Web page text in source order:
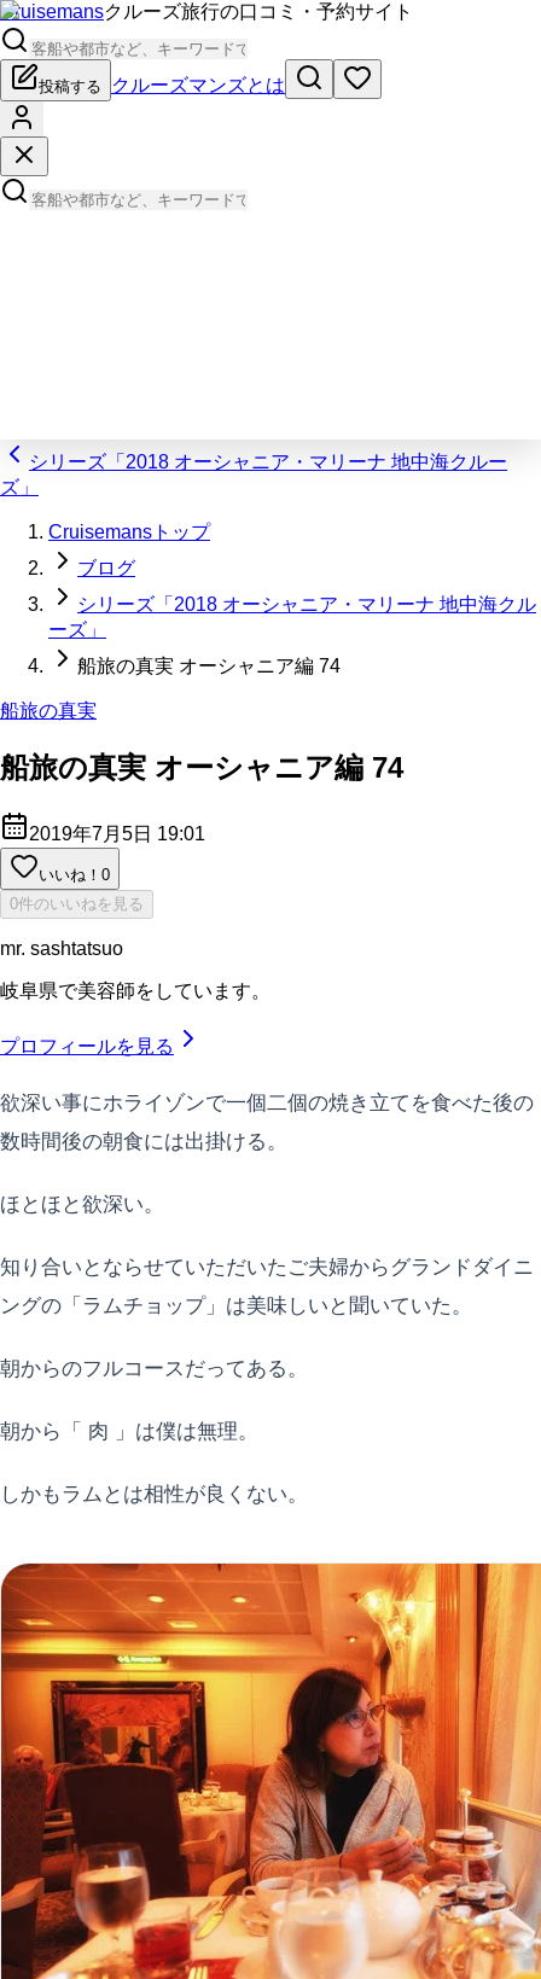
Cruisemansクルーズ旅行の口コミ・予約サイト
投稿する クルーズマンズとは
シリーズ「2018 オーシャニア・マリーナ 地中海クルー
ズ」
Cruisemansトップ
ブログ
シリーズ「2018 オーシャニア・マリーナ 地中海クル
ーズ」
船旅の真実 オーシャニア編 74
船旅の真実
船旅の真実 オーシャニア編 74
2019年7月5日 19:01
いいね！ 0
0件のいいねを見る
mr. sashtatsuo
岐阜県で美容師をしています。
プロフィールを見る
欲深い事にホライゾンで一個二個の焼き立てを食べた後の
数時間後の朝食には出掛ける。
ほとほと欲深い。
知り合いとならせていただいたご夫婦からグランドダイニ
ングの「ラムチョップ」は美味しいと聞いていた。
朝からのフルコースだってある。
朝から「 肉 」は僕は無理。
しかもラムとは相性が良くない。